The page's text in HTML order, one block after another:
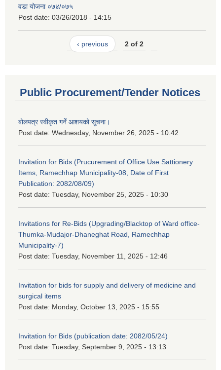
वडा योजना ०७४/०७५
Post date: 03/26/2018 - 14:15
‹ previous 2 of 2
Public Procurement/Tender Notices
बोलपत्र स्वीकृत गर्ने आशयको सूचना।
Post date: Wednesday, November 26, 2025 - 10:42
Invitation for Bids (Prucurement of Office Use Sattionery
Items, Ramechhap Municipality-08, Date of First
Publication: 2082/08/09)
Post date: Tuesday, November 25, 2025 - 10:30
Invitations for Re-Bids (Upgrading/Blacktop of Ward office-
Thumka-Mudajor-Dhaneghat Road, Ramechhap
Municipality-7)
Post date: Tuesday, November 11, 2025 - 12:46
Invitation for bids for supply and delivery of medicine and
surgical items
Post date: Monday, October 13, 2025 - 15:55
Invitation for Bids (publication date: 2082/05/24)
Post date: Tuesday, September 9, 2025 - 13:13